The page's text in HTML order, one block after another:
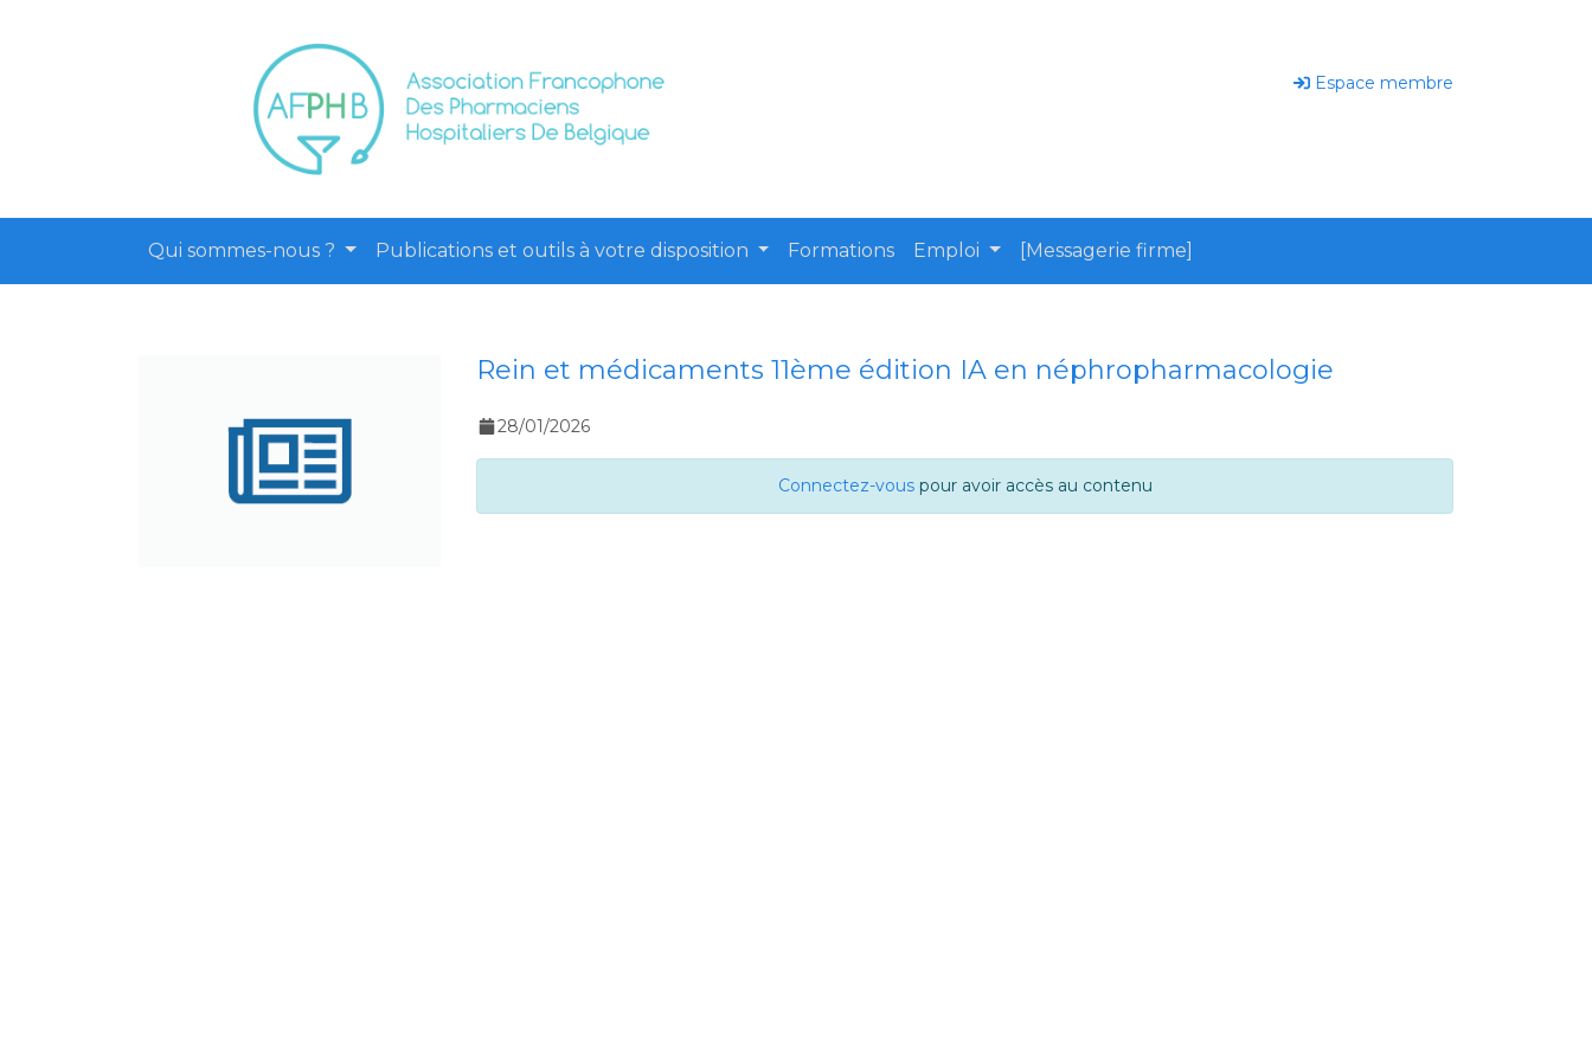
Espace membre
Qui sommes-nous ? Publications et outils à votre disposition Formations Emploi [Messagerie firme]
Rein et médicaments 11ème édition IA en néphropharmacologie
28/01/2026
Connectez-vouspour avoir accès au contenu